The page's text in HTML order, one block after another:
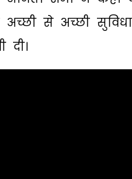
से अच्छी
दी।